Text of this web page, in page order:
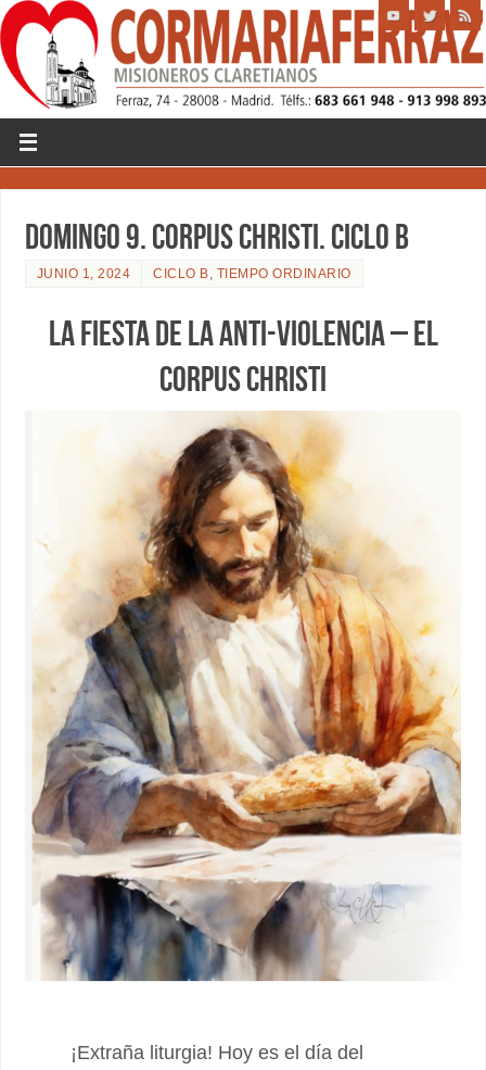
Domingo 9. CORPUS CHRISTI. CICLO B
JUNIO 1, 2024 CICLO B TIEMPO ORDINARIO
LA FIESTA DE LA ANTI-VIOLENCIA – EL
CORPUS CHRISTI
¡Extraña liturgia! Hoy es el día del